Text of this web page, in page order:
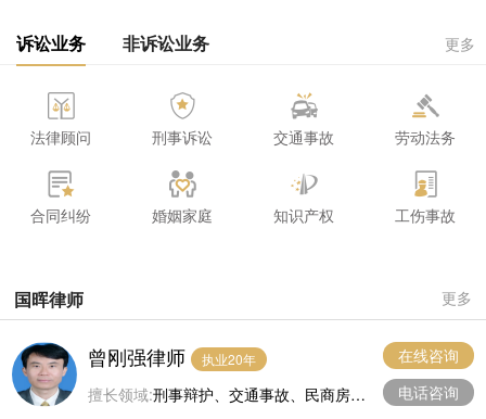
更多
诉讼业务 非诉讼业务
法律顾问 刑事诉讼 交通事故 劳动法务
合同纠纷 婚姻家庭 知识产权 工伤事故
国晖律师 更多
曾刚强律师 执业20年
擅长领域:刑事辩护、交通事故、民商房地
在线咨询
电话咨询